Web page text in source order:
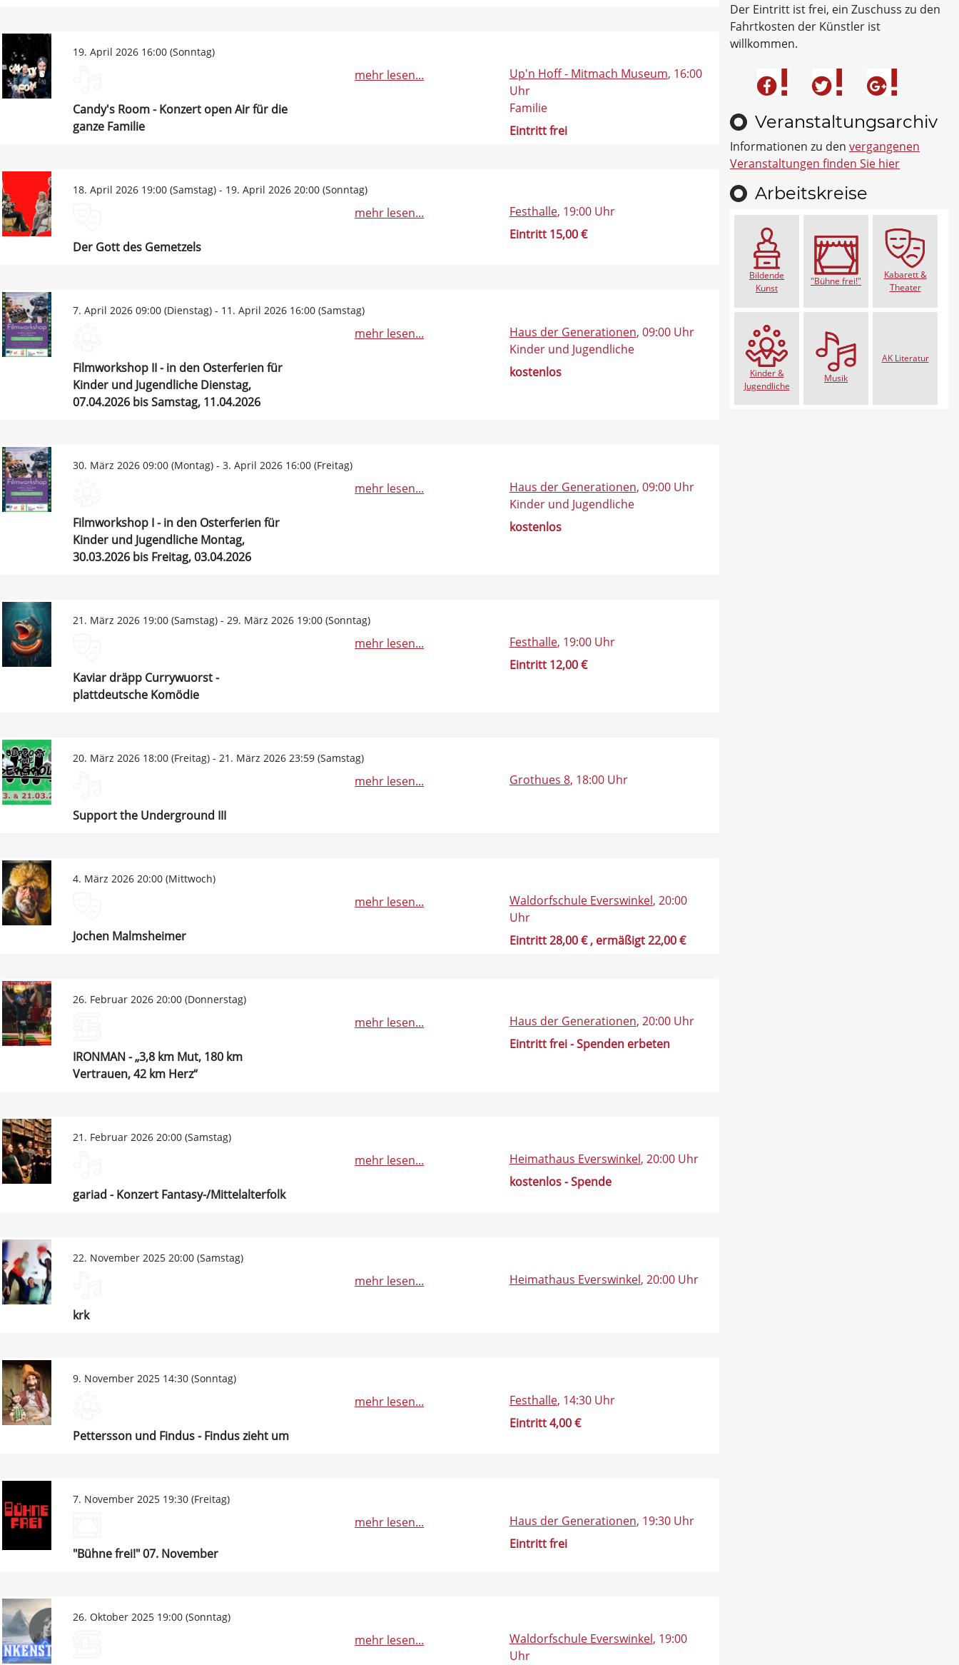
19. April 2026 16:00 (Sonntag)
Candy's Room - Konzert open Air für die
ganze Familie
mehr lesen... Up'n Hoff - Mitmach Museum, 16:00
Uhr
Familie
Eintritt frei
18. April 2026 19:00 (Samstag) - 19. April 2026 20:00 (Sonntag)
Der Gott des Gemetzels
mehr lesen... Festhalle, 19:00 Uhr
Eintritt 15,00 €
7. April 2026 09:00 (Dienstag) - 11. April 2026 16:00 (Samstag)
Filmworkshop II - in den Osterferien für
Kinder und Jugendliche Dienstag,
07.04.2026 bis Samstag, 11.04.2026
mehr lesen... Haus der Generationen, 09:00 Uhr
Kinder und Jugendliche
kostenlos
30. März 2026 09:00 (Montag) - 3. April 2026 16:00 (Freitag)
Filmworkshop I - in den Osterferien für
Kinder und Jugendliche Montag,
30.03.2026 bis Freitag, 03.04.2026
mehr lesen... Haus der Generationen, 09:00 Uhr
Kinder und Jugendliche
kostenlos
21. März 2026 19:00 (Samstag) - 29. März 2026 19:00 (Sonntag)
Kaviar dräpp Currywuorst -
plattdeutsche Komödie
mehr lesen... Festhalle, 19:00 Uhr
Eintritt 12,00 €
20. März 2026 18:00 (Freitag) - 21. März 2026 23:59 (Samstag)
Support the Underground III
mehr lesen... Grothues 8, 18:00 Uhr
4. März 2026 20:00 (Mittwoch)
Jochen Malmsheimer
mehr lesen... Waldorfschule Everswinkel, 20:00
Uhr
Eintritt 28,00 €, ermäßigt 22,00 €
26. Februar 2026 20:00 (Donnerstag)
IRONMAN - „3,8 km Mut, 180 km
Vertrauen, 42 km Herz“
mehr lesen... Haus der Generationen, 20:00 Uhr
Eintritt frei - Spenden erbeten
21. Februar 2026 20:00 (Samstag)
gariad - Konzert Fantasy-/Mittelalterfolk
mehr lesen... Heimathaus Everswinkel, 20:00 Uhr
kostenlos - Spende
22. November 2025 20:00 (Samstag)
krk
mehr lesen... Heimathaus Everswinkel, 20:00 Uhr
9. November 2025 14:30 (Sonntag)
Pettersson und Findus - Findus zieht um
mehr lesen... Festhalle, 14:30 Uhr
Eintritt 4,00 €
7. November 2025 19:30 (Freitag)
"Bühne frei!" 07. November
mehr lesen... Haus der Generationen, 19:30 Uhr
Eintritt frei
26. Oktober 2025 19:00 (Sonntag)
mehr lesen... Waldorfschule Everswinkel, 19:00
Uhr
Der Eintritt ist frei, ein Zuschuss zu den
Fahrtkosten der Künstler ist
willkommen.
Veranstaltungsarchiv
Informationen zu den vergangenen
Veranstaltungen finden Sie hier
Arbeitskreise
Bildende
Kunst
"Bühne frei!"
Kabarett &
Theater
Kinder &
Jugendliche
Musik
AK Literatur